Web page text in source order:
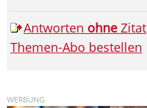
Antworten ohne Zitat
Themen-Abo bestellen